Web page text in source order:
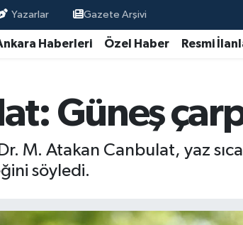
Yazarlar Gazete Arşivi
Haberleri Özel Haber Resmi
Güneş
Dr. M. Atakan Canbulat, yaz
söyledi.